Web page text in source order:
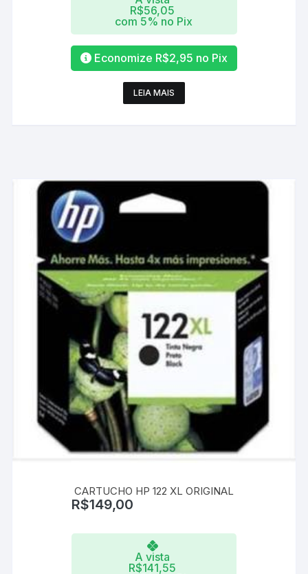
R$56,05
com 5% no Pix
Economize R$2,95 no Pix
LEIA MAIS
CARTUCHO HP 122 XL ORIGINAL
R$149,00
A vista
R$141,55